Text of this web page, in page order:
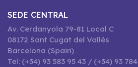
SEDE CENTRAL
Av. Cerdanyola 79-81 Local C
08172 Sant Cugat del Vallès
Barcelona (Spain)
Tel: (+34) 93 583 95 43 / (+34) 93